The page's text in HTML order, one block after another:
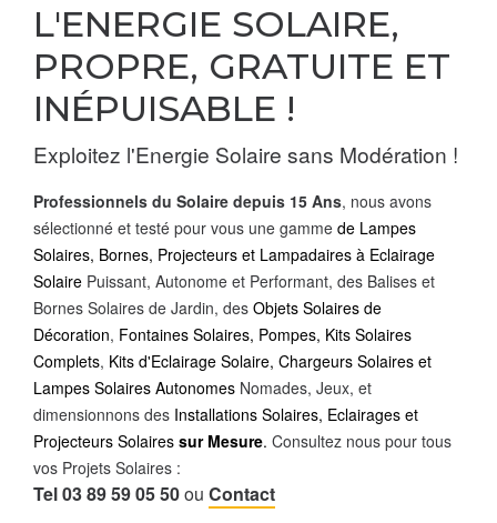
L'ENERGIE SOLAIRE,
PROPRE, GRATUITE ET
INÉPUISABLE !
Exploitez l'Energie Solaire sans Modération !
Professionnels du Solaire depuis 15 Ans, nous avons
sélectionné et testé pour vous une gamme de Lampes
Solaires, Bornes, Projecteurs et Lampadaires à Eclairage
Solaire Puissant, Autonome et Performant, des Balises et
Bornes Solaires de Jardin, des Objets Solaires de
Décoration, Fontaines Solaires, Pompes, Kits Solaires
Complets, Kits d'Eclairage Solaire, Chargeurs Solaires et
Lampes Solaires Autonomes Nomades, Jeux, et
dimensionnons des Installations Solaires, Eclairages et
Projecteurs Solaires sur Mesure. Consultez nous pour tous
vos Projets Solaires :
Tel 03 89 59 05 50ou Contact